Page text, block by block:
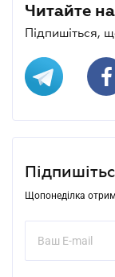
Читайте
Підпишіться,
Щопонеділка